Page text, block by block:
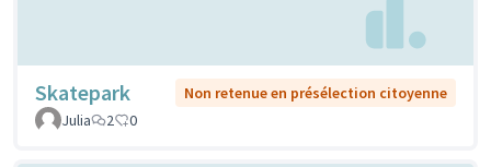
Skatepark
Non retenue en présélection citoyenne
Julia
2 0